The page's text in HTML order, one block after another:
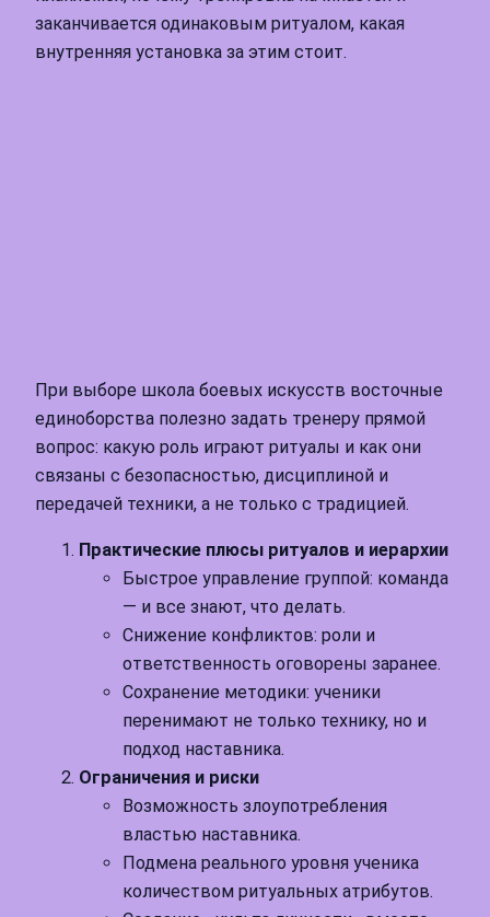
заканчивается одинаковым ритуалом, какая
внутренняя установка за этим стоит.
При выборе школа боевых искусств восточные
единоборства полезно задать тренеру прямой
вопрос: какую роль играют ритуалы и как они
связаны с безопасностью, дисциплиной и
передачей техники, а не только с традицией.
Практические плюсы ритуалов и иерархии
Быстрое управление группой: команда
— и все знают, что делать.
Снижение конфликтов: роли и
ответственность оговорены заранее.
Сохранение методики: ученики
перенимают не только технику, но и
подход наставника.
Ограничения и риски
Возможность злоупотребления
властью наставника.
Подмена реального уровня ученика
количеством ритуальных атрибутов.